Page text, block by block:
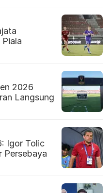
2026
Langsung
Igor Tolic
Persebaya